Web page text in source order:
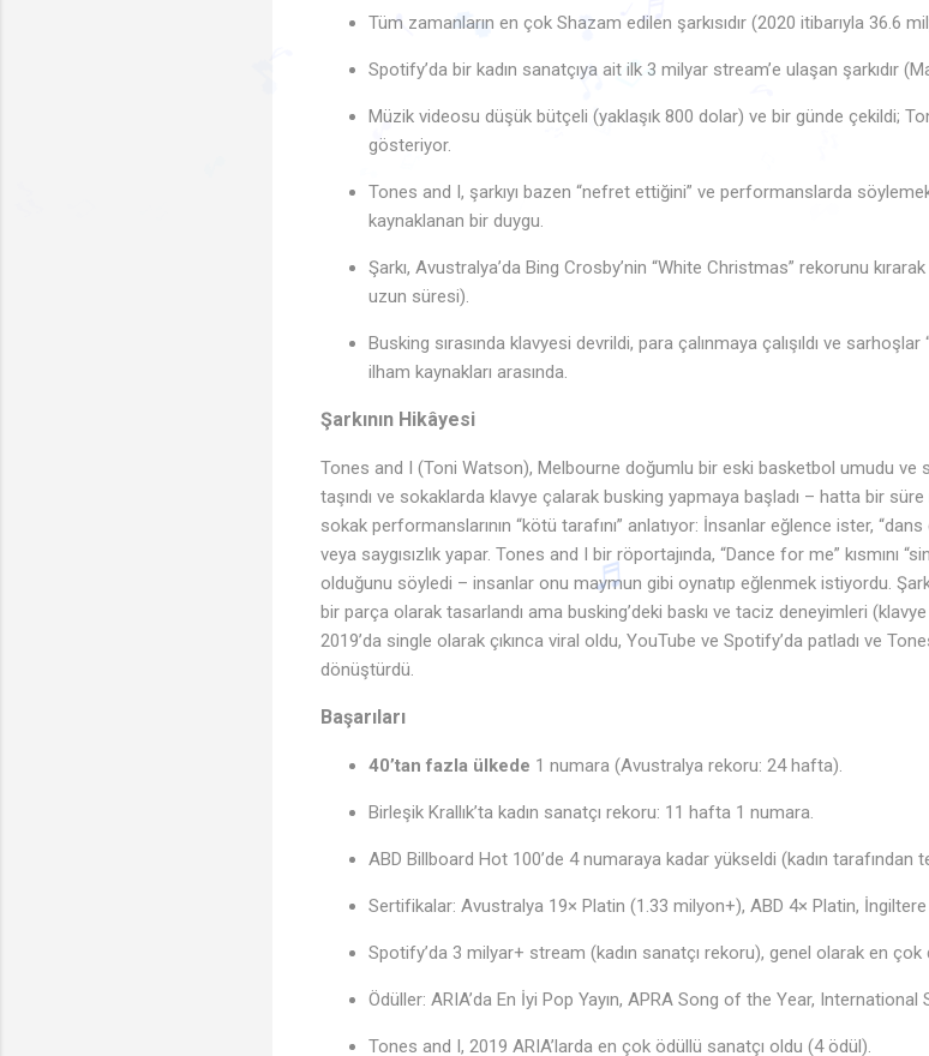
Tüm zamanların en çok Shazam edilen şarkısıdır (2020 itibarıyla 36.6
Spotify’da bir kadın sanatçıya ait ilk 3 milyar stream’e ulaşan şarkıdır
Müzik videosu düşük bütçeli (yaklaşık 800 dolar) ve bir günde çekildi;
gösteriyor.
Tones and I, şarkıyı bazen “nefret ettiğini” ve performanslarda
kaynaklanan bir duygu.
Şarkı, Avustralya’da Bing Crosby’nin “White Christmas” rekorunu
uzun süresi).
Busking sırasında klavyesi devrildi, para çalınmaya çalışıldı ve sarhoşlar
ilham kaynakları arasında.
Şarkının Hikâyesi
Tones and I (Toni Watson), Melbourne doğumlu bir eski basketbol umudu ve
taşındı ve sokaklarda klavye çalarak busking yapmaya başladı – hatta bir süre
sokak performanslarının “kötü tarafını” anlatıyor: İnsanlar eğlence ister, “dans
veya saygısızlık yapar. Tones and I bir röportajında, “Dance for me” kısmını
olduğunu söyledi – insanlar onu maymun gibi oynatıp eğlenmek istiyordu.
bir parça olarak tasarlandı ama busking’deki baskı ve taciz deneyimleri
2019’da single olarak çıkınca viral oldu, YouTube ve Spotify’da patladı ve
dönüştürdü.
Başarıları
40’tan fazla ülkede 1 numara (Avustralya rekoru: 24 hafta).
Birleşik Krallık’ta kadın sanatçı rekoru: 11 hafta 1 numara.
ABD Billboard Hot 100’de 4 numaraya kadar yükseldi (kadın tarafından
Sertifikalar: Avustralya 19× Platin (1.33 milyon+), ABD 4× Platin,
Spotify’da 3 milyar+ stream (kadın sanatçı rekoru), genel olarak en çok
Ödüller: ARIA’da En İyi Pop Yayın, APRA Song of the Year,
Tones and I, 2019 ARIA’larda en çok ödüllü sanatçı oldu (4 ödül).
🎶
🎶
🎵
♬
♬ ♪
♩
🎵
🎵
♩
♩
♬
🎵 ♫
♬